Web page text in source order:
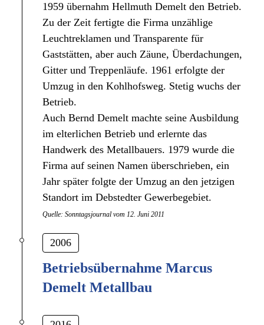
1959 übernahm Hellmuth Demelt den Betrieb.
Zu der Zeit fertigte die Firma unzählige
Leuchtreklamen und Transparente für
Gaststätten, aber auch Zäune, Überdachungen,
Gitter und Treppenläufe. 1961 erfolgte der
Umzug in den Kohlhofsweg. Stetig wuchs der
Betrieb.
Auch Bernd Demelt machte seine Ausbildung
im elterlichen Betrieb und erlernte das
Handwerk des Metallbauers. 1979 wurde die
Firma auf seinen Namen überschrieben, ein
Jahr später folgte der Umzug an den jetzigen
Standort im Debstedter Gewerbegebiet.
Quelle: Sonntagsjournal vom 12. Juni 2011
2006
Betriebsübernahme Marcus
Demelt Metallbau